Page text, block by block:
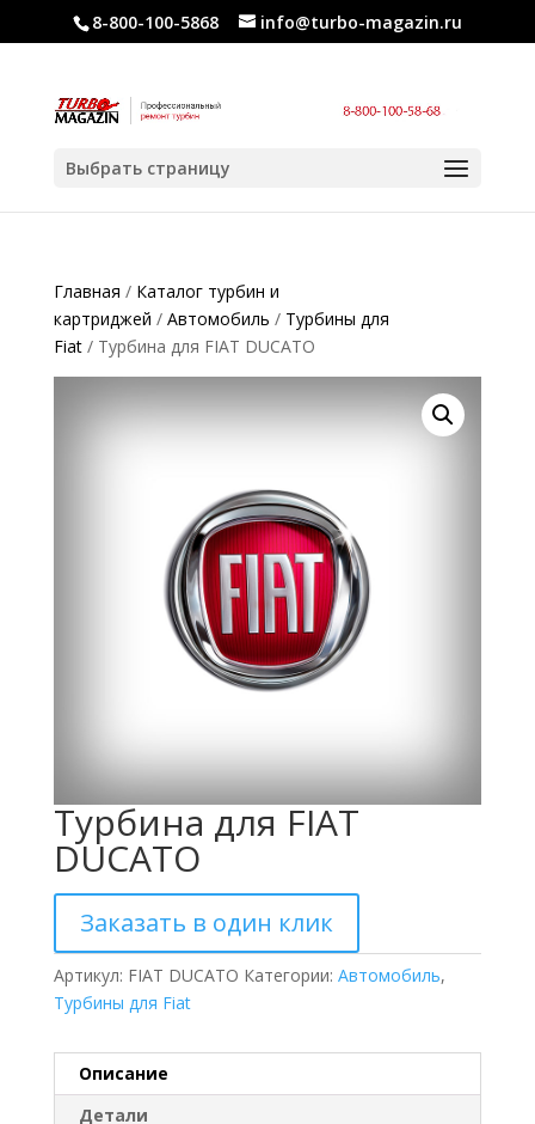
8-800-100-5868 info@turbo-magazin.ru
Выбрать страницу
Главная / Каталог турбин и
картриджей / Автомобиль / Турбины для
Fiat/ Турбина для FIAT DUCATO
Турбина для FIAT
DUCATO
Заказать в один клик
Артикул: FIAT DUCATO Категории: Автомобиль,
Турбины для Fiat
Описание
Детали